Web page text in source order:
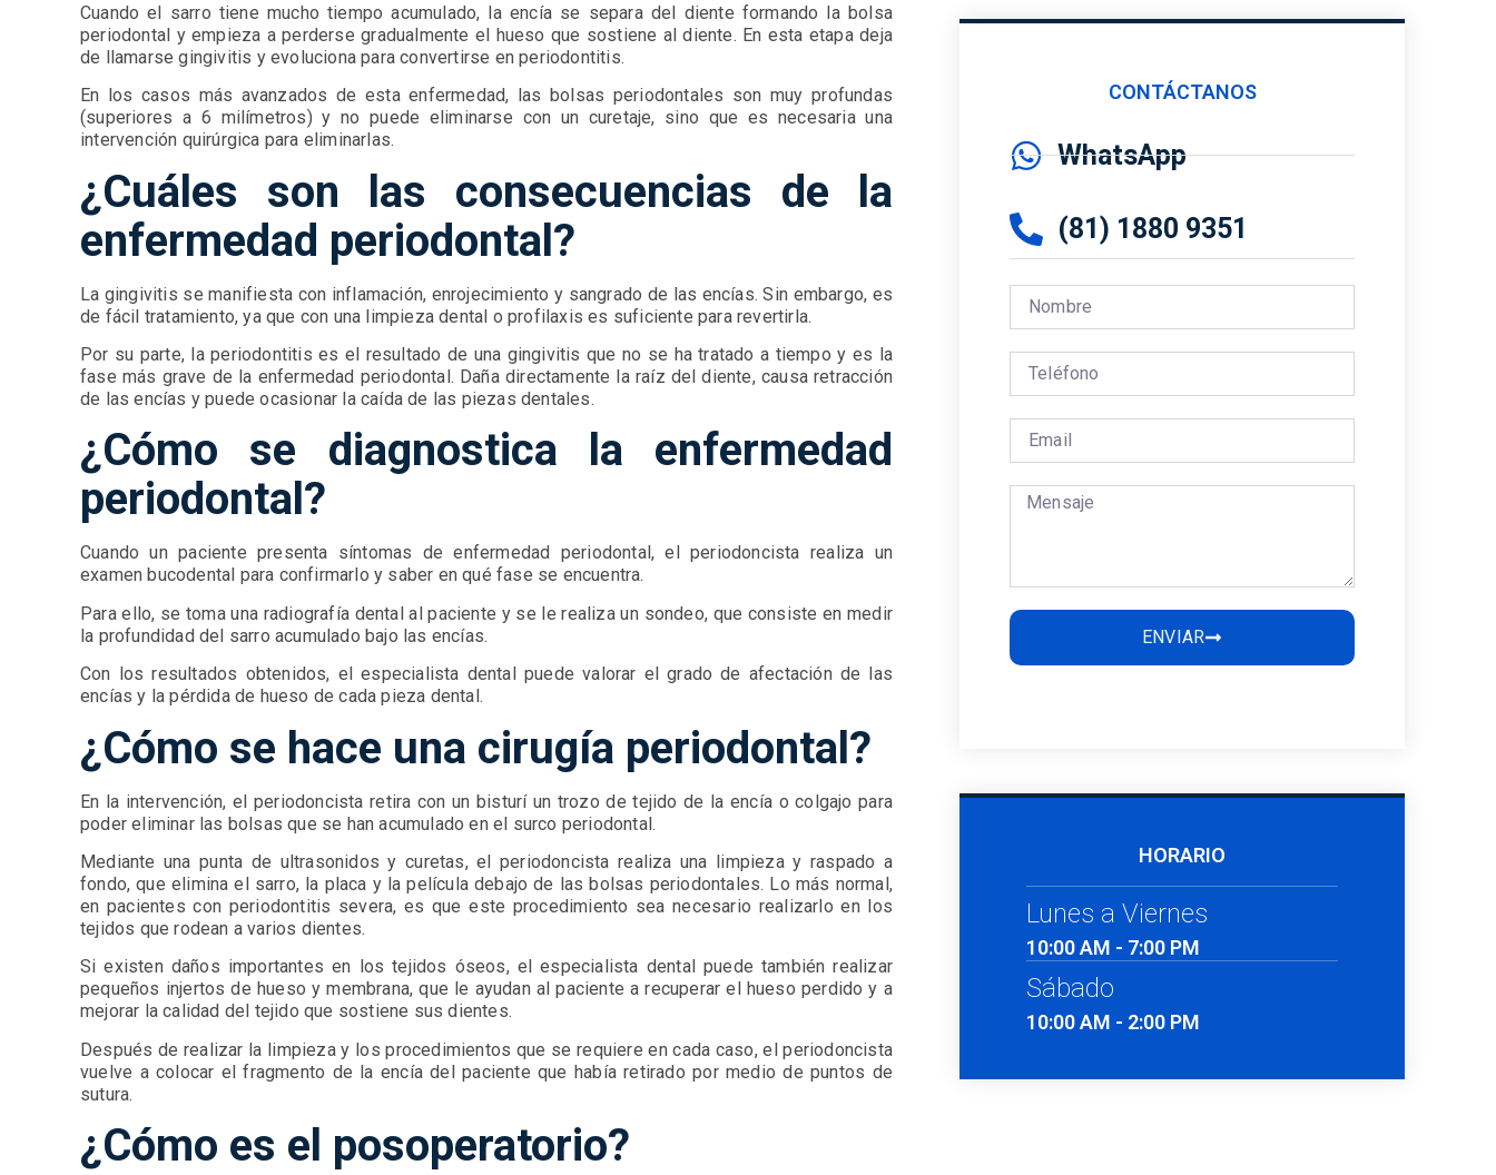
Cuando el sarro tiene mucho tiempo acumulado, la encía se separa del diente formando la bolsa
periodontal y empieza a perderse gradualmente el hueso que sostiene al diente. En esta etapa deja
de llamarse gingivitis y evoluciona para convertirse en periodontitis.
En los casos más avanzados de esta enfermedad, las bolsas periodontales son muy profundas
(superiores a 6 milímetros) y no puede eliminarse con un curetaje, sino que es necesaria una
intervención quirúrgica para eliminarlas.
¿Cuáles son las consecuencias de la
enfermedad periodontal?
La gingivitis se manifiesta con inflamación, enrojecimiento y sangrado de las encías. Sin embargo, es
de fácil tratamiento, ya que con una limpieza dental o profilaxis es suficiente para revertirla.
Por su parte, la periodontitis es el resultado de una gingivitis que no se ha tratado a tiempo y es la
fase más grave de la enfermedad periodontal. Daña directamente la raíz del diente, causa retracción
de las encías y puede ocasionar la caída de las piezas dentales.
¿Cómo se diagnostica la enfermedad
periodontal?
Cuando un paciente presenta síntomas de enfermedad periodontal, el periodoncista realiza un
examen bucodental para confirmarlo y saber en qué fase se encuentra.
Para ello, se toma una radiografía dental al paciente y se le realiza un sondeo, que consiste en medir
la profundidad del sarro acumulado bajo las encías.
Con los resultados obtenidos, el especialista dental puede valorar el grado de afectación de las
encías y la pérdida de hueso de cada pieza dental.
¿Cómo se hace una cirugía periodontal?
En la intervención, el periodoncista retira con un bisturí un trozo de tejido de la encía o colgajo para
poder eliminar las bolsas que se han acumulado en el surco periodontal.
Mediante una punta de ultrasonidos y curetas, el periodoncista realiza una limpieza y raspado a
fondo, que elimina el sarro, la placa y la película debajo de las bolsas periodontales. Lo más normal,
en pacientes con periodontitis severa, es que este procedimiento sea necesario realizarlo en los
tejidos que rodean a varios dientes.
Si existen daños importantes en los tejidos óseos, el especialista dental puede también realizar
pequeños injertos de hueso y membrana, que le ayudan al paciente a recuperar el hueso perdido y a
mejorar la calidad del tejido que sostiene sus dientes.
Después de realizar la limpieza y los procedimientos que se requiere en cada caso, el periodoncista
vuelve a colocar el fragmento de la encía del paciente que había retirado por medio de puntos de
sutura.
¿Cómo es el posoperatorio?
CONTÁCTANOS
WhatsApp
(81) 1880 9351
ENVIAR
HORARIO
Lunes a Viernes
10:00 AM - 7:00 PM
Sábado
10:00 AM - 2:00 PM